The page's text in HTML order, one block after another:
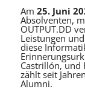
Am 25. Juni
Absolventen,
OUTPUT.DD
Leistungen
diese
Castrillón, und
zählt seit
Alumni.